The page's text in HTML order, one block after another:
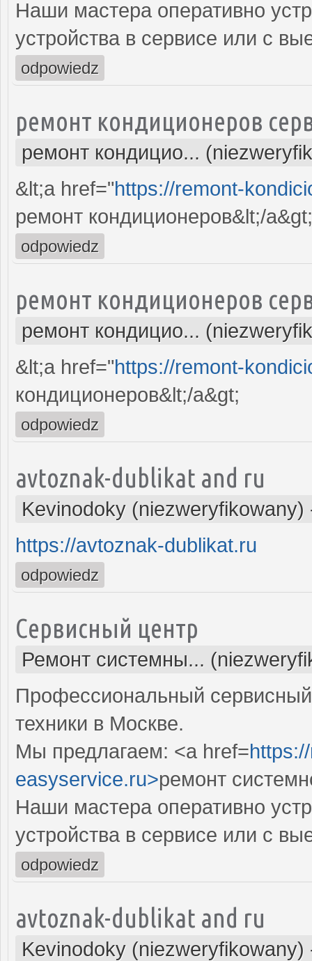
Наши мастера оперативно
устройства в сервисе или с
odpowiedz
ремонт кондиционеров
ремонт кондицио...
&lt;a href="https://remont-
ремонт кондиционеров&lt;/a&gt;
odpowiedz
ремонт кондиционеров
ремонт кондицио...
&lt;a href="https://remont-
кондиционеров&lt;/a&gt;
odpowiedz
avtoznak-dublikat and ru
Kevinodoky (niezweryfikowany)
https://avtoznak-dublikat.ru
odpowiedz
Сервисный центр
Ремонт системны...
Профессиональный
техники в Москве.
Мы предлагаем: <a href=
easyservice.ru>ремонт
Наши мастера оперативно
устройства в сервисе или с
odpowiedz
avtoznak-dublikat and ru
Kevinodoky (niezweryfikowany)